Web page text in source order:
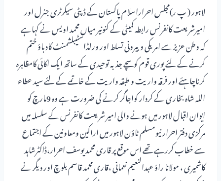
لاہور ( پ ر)مجلس احراراسلام پاکستان کے ڈپٹی سیکرٹری جنرل اور
امیرشریعت کانفرنس رابطہ کمیٹی کے کنونیر میاں محمد اویس نے کہاہے
کہ وطن عزیز سے امریکی وبیرونی تسلط اور ورلڈاسٹیبلشمنٹ کادباؤ ختم
کرنے کے لئے پوری قوم کوسچے جذبہ توحیدی کے ساتھ ایک اکائی کامظاہرہ
کرناچاہئے اور فرقہ واریت و طبقہ واریت کے خاتمے کے لئے سید عطاء
اللہ شاہ بخاری کے کردار کواجاگر کرنے کی ضرورت ہے وہ 9مارچ کو
ایوان اقبال لاہور میں ہونے والی امیر شریعت کانفرنس کے سلسلہ میں
مرکزی دفتر احرار نیومسلم ٹاؤن لاہور میں اراکین ومعاونین کے اجتماع
سے خطاب کررہے تھے اس موقع پر قاری محمد یوسف احرار،ڈاکٹرشاہد
کاشمیری ، مولانا راؤ عبدالنعیم نعمانی ،قاری محمد قاسم بلوچ اور دیگر نے